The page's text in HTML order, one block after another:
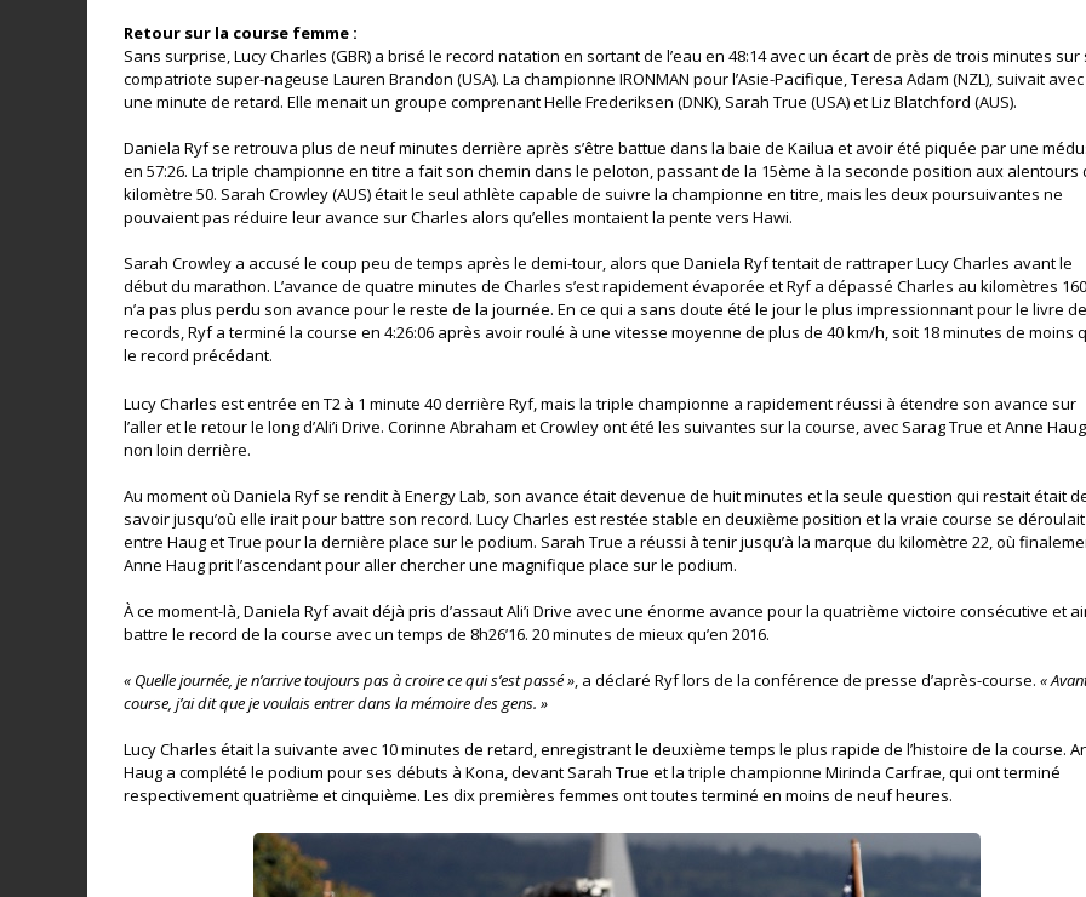
Retour sur la course femme :
Sans surprise, Lucy Charles (GBR) a brisé le record natation en sortant de l’eau en 48:14 avec un écart de près de trois minutes sur
compatriote super-nageuse Lauren Brandon (USA). La championne IRONMAN pour l’Asie-Pacifique, Teresa Adam (NZL), suivait avec
une minute de retard. Elle menait un groupe comprenant Helle Frederiksen (DNK), Sarah True (USA) et Liz Blatchford (AUS).
Daniela Ryf se retrouva plus de neuf minutes derrière après s’être battue dans la baie de Kailua et avoir été piquée par une
en 57:26. La triple championne en titre a fait son chemin dans le peloton, passant de la 15ème à la seconde position aux alentours
kilomètre 50. Sarah Crowley (AUS) était le seul athlète capable de suivre la championne en titre, mais les deux poursuivantes ne
pouvaient pas réduire leur avance sur Charles alors qu’elles montaient la pente vers Hawi.
Sarah Crowley a accusé le coup peu de temps après le demi-tour, alors que Daniela Ryf tentait de rattraper Lucy Charles avant le
début du marathon. L’avance de quatre minutes de Charles s’est rapidement évaporée et Ryf a dépassé Charles au kilomètres
n’a pas plus perdu son avance pour le reste de la journée. En ce qui a sans doute été le jour le plus impressionnant pour le livre
records, Ryf a terminé la course en 4:26:06 après avoir roulé à une vitesse moyenne de plus de 40 km/h, soit 18 minutes de moins
le record précédant.
Lucy Charles est entrée en T2 à 1 minute 40 derrière Ryf, mais la triple championne a rapidement réussi à étendre son avance sur
l’aller et le retour le long d’Ali’i Drive. Corinne Abraham et Crowley ont été les suivantes sur la course, avec Sarag True et Anne Haug
non loin derrière.
Au moment où Daniela Ryf se rendit à Energy Lab, son avance était devenue de huit minutes et la seule question qui restait était
savoir jusqu’où elle irait pour battre son record. Lucy Charles est restée stable en deuxième position et la vraie course se déroulait
entre Haug et True pour la dernière place sur le podium. Sarah True a réussi à tenir jusqu’à la marque du kilomètre 22, où
Anne Haug prit l’ascendant pour aller chercher une magnifique place sur le podium.
À ce moment-là, Daniela Ryf avait déjà pris d’assaut Ali’i Drive avec une énorme avance pour la quatrième victoire consécutive et
battre le record de la course avec un temps de 8h26’16. 20 minutes de mieux qu’en 2016.
« Quelle journée, je n’arrive toujours pas à croire ce qui s’est passé », a déclaré Ryf lors de la conférence de presse d’après-course.«
course, j’ai dit que je voulais entrer dans la mémoire des gens. »
Lucy Charles était la suivante avec 10 minutes de retard, enregistrant le deuxième temps le plus rapide de l’histoire de la course.
Haug a complété le podium pour ses débuts à Kona, devant Sarah True et la triple championne Mirinda Carfrae, qui ont terminé
respectivement quatrième et cinquième. Les dix premières femmes ont toutes terminé en moins de neuf heures.